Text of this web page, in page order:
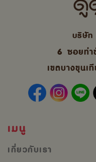
บริษัท
6 ซอยท่า
เขตบางขุน
เมนู
เกี่ยวกับเรา